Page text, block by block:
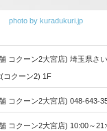
photo by kuradukuri.jp
コクーン2大宮店) 埼玉県さ
コクーン2) 1F
コクーン2大宮店) 048-643-
コクーン2大宮店) 10:00～